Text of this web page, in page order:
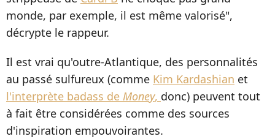
monde, par exemple, il est même valorisé",
décrypte le rappeur.
Il est vrai qu'outre-Atlantique, des personnalités
au passé sulfureux (comme Kim Kardashian et
l'interprète badass de Money, donc) peuvent tout
à fait être considérées comme des sources
d'inspiration empouvoirantes.